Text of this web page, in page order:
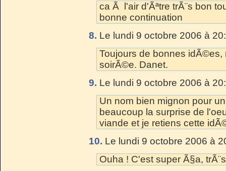
ca Ã l'air d'Ãªtre trÃ¨s bon
bonne continuation
8. Le lundi 9 octobre 2006 à
Toujours de bonnes
soirÃ©e. Danet.
9. Le lundi 9 octobre 2006 à
Un nom bien mignon pour
beaucoup la surprise de
viande et je retiens cette
10. Le lundi 9 octobre 2006 à
Ouha ! C'est super Ã§a,